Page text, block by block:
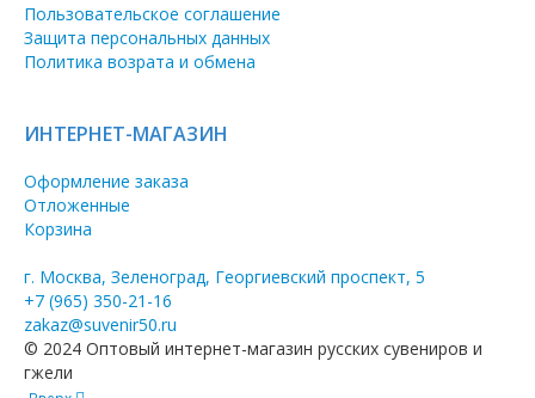
Пользовательское соглашение
Защита персональных данных
Политика возрата и обмена
ИНТЕРНЕТ-МАГАЗИН
Оформление заказа
Отложенные
Корзина
г. Москва, Зеленоград, Георгиевский проспект, 5
+7 (965) 350-21-16
zakaz@suvenir50.ru
© 2024 Оптовый интернет-магазин русских сувениров и
гжели